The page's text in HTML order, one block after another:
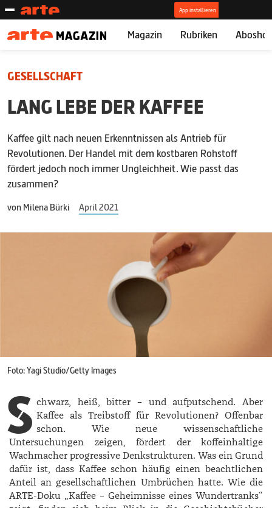
Magazin Rubriken
GESELLSCHAFT
LANG LEBE DER KAFFEE
Kaffee gilt nach neuen Erkenntnissen als Antrieb für
Revolutionen. Der Handel mit dem kostbaren Rohstoff
fördert jedoch noch immer Ungleichheit. Wie passt das
zusammen?
vonMilena Bürki April 2021
Foto: Yagi Studio/Getty Images
S chwarz, heiß, bitter – und aufputschend. Aber
Kaffee als Treibstoff für Revolutionen? Offenbar
schon. Wie neue wissenschaftliche
Untersuchungen zeigen, fördert der koffeinhaltige
Wachmacher progressive Denkstrukturen. Was ein Grund
dafür ist, dass Kaffee schon häufig einen beachtlichen
Anteil an gesellschaftlichen Umbrüchen hatte. Wie die
ARTE-Doku „Kaffee – Geheim­nisse eines Wunder­tranks“